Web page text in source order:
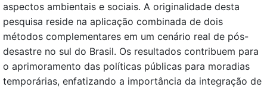
aspectos ambientais e sociais. A originalidade desta
pesquisa reside na aplicação combinada de dois
métodos complementares em um cenário real de pós-
desastre no sul do Brasil. Os resultados contribuem para
o aprimoramento das políticas públicas para moradias
temporárias, enfatizando a importância da integração de